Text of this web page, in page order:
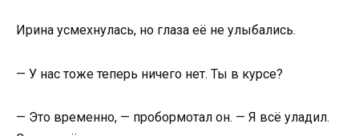
Ирина усмехнулась, но глаза её не улыбались.
— У нас тоже теперь ничего нет. Ты в курсе?
— Это временно, — пробормотал он. — Я всё уладил.